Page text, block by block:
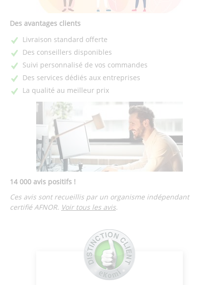
Des avantages clients
Livraison standard offerte
Des conseillers disponibles
Suivi personnalisé de vos commandes
Des services dédiés aux entreprises
La qualité au meilleur prix
14 000 avis positifs !
Ces avis sont recueillis par un organisme indépendant
certifié AFNOR. Voir tous les avis.